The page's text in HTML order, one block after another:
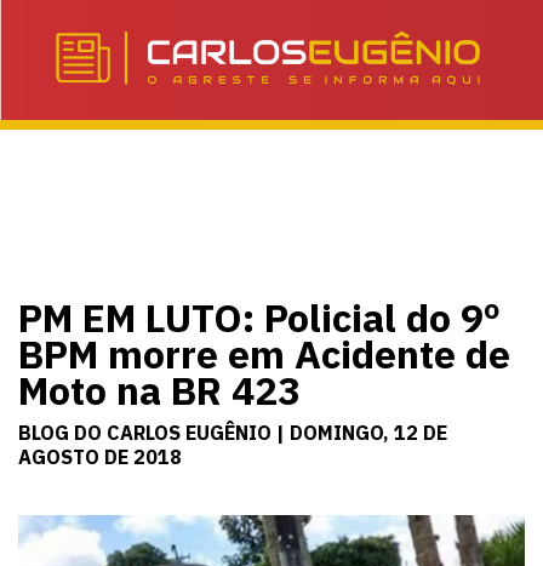
PM EM LUTO: Policial do 9º
BPM morre em Acidente de
Moto na BR 423
BLOG DO CARLOS EUGÊNIO | DOMINGO, 12 DE
AGOSTO DE 2018